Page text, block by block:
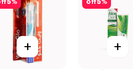
5%
off
+
5%
+